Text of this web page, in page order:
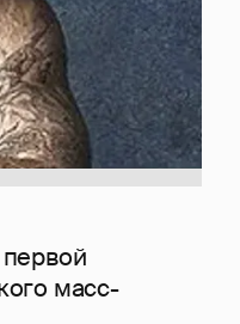
масс-